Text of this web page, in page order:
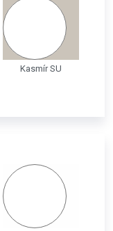
Kasmír SU